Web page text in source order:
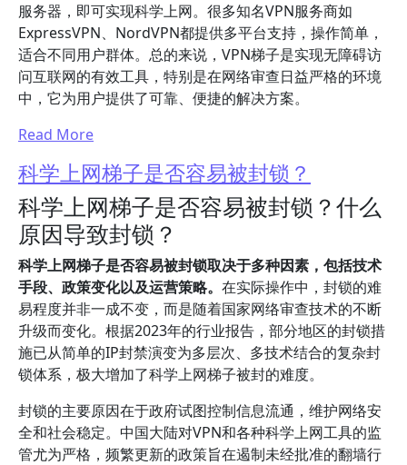
服务器，即可实现科学上网。很多知名VPN服务商如
ExpressVPN、NordVPN都提供多平台支持，操作简单，
适合不同用户群体。总的来说，VPN梯子是实现无障碍访
问互联网的有效工具，特别是在网络审查日益严格的环境
中，它为用户提供了可靠、便捷的解决方案。
Read More
科学上网梯子是否容易被封锁？
科学上网梯子是否容易被封锁？什么
原因导致封锁？
科学上网梯子是否容易被封锁取决于多种因素，包括技术
手段、政策变化以及运营策略。 在实际操作中，封锁的难
易程度并非一成不变，而是随着国家网络审查技术的不断
升级而变化。根据2023年的行业报告，部分地区的封锁措
施已从简单的IP封禁演变为多层次、多技术结合的复杂封
锁体系，极大增加了科学上网梯子被封的难度。
封锁的主要原因在于政府试图控制信息流通，维护网络安
全和社会稳定。中国大陆对VPN和各种科学上网工具的监
管尤为严格，频繁更新的政策旨在遏制未经批准的翻墙行